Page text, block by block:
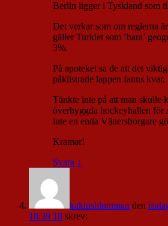
Berlin ligger i Tyskland som
Det verkar som om reglerna
gäller Turkiet som ’bara’
3%.
På apoteket sa de att det
påklistrade lappen fanns kvar.
Tänkte inte på att man skulle
överbyggda hockeyhallen för
inte en enda Vänersborgare
Kramar!
Svara ↓
kaktusblomman den
18:39 18 skrev: